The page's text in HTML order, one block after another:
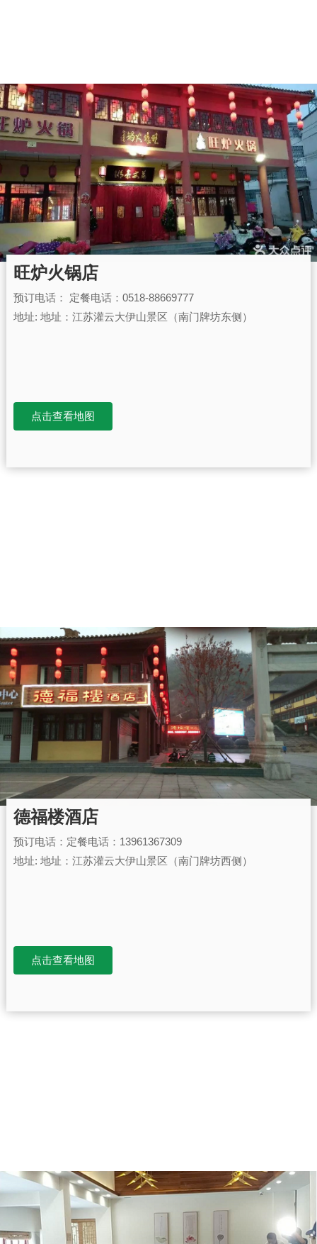
旺炉火锅店
预订电话：​ 定餐电话：0518-88669777
地址: 地址：江苏灌云大伊山景区（南门牌坊东侧）
点击查看地图
德福楼酒店
预订电话：定餐电话：13961367309
地址: 地址：江苏灌云大伊山景区（南门牌坊西侧）
点击查看地图